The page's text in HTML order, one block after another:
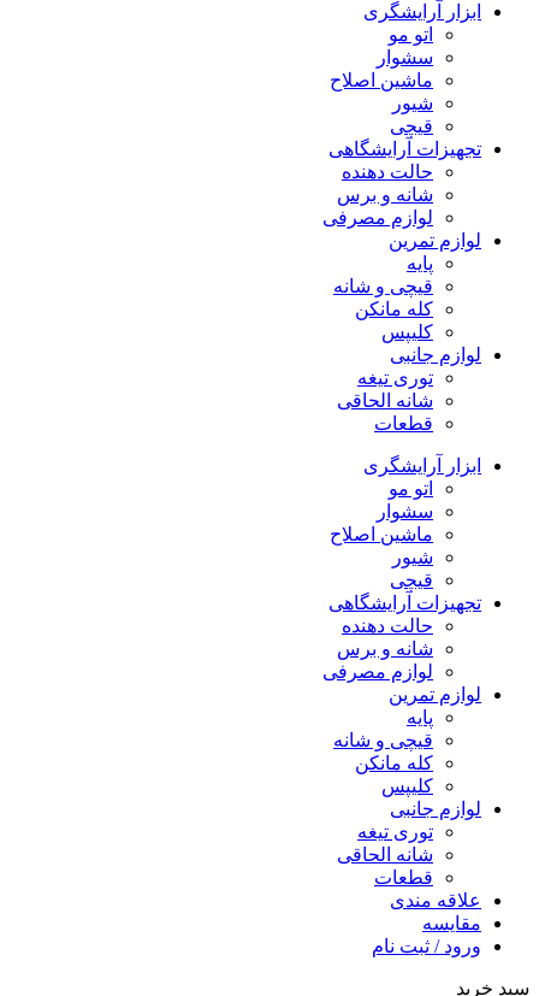
ابزار آرایشگری
اتو مو
سشوار
ماشین اصلاح
شیور
قیچی
تجهیزات آرایشگاهی
حالت دهنده
شانه و برس
لوازم مصرفی
لوازم تمرین
پایه
قیچی و شانه
کله مانکن
کلیپس
لوازم جانبی
توری تیغه
شانه الحاقی
قطعات
ابزار آرایشگری
اتو مو
سشوار
ماشین اصلاح
شیور
قیچی
تجهیزات آرایشگاهی
حالت دهنده
شانه و برس
لوازم مصرفی
لوازم تمرین
پایه
قیچی و شانه
کله مانکن
کلیپس
لوازم جانبی
توری تیغه
شانه الحاقی
قطعات
علاقه مندی
مقایسه
ورود / ثبت نام
سبد خرید